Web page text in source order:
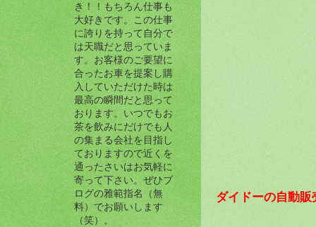
ダイドーの自動販
き！！もちろん仕事も
大好きです。この仕事
に誇りを持って自分で
は天職だと思っていま
す。お客様のご要望に
合ったお車を提案し購
入していただけた時は
最高の瞬間だと思って
おります。いつでもお
茶を飲みにだけでも人
の集まる会社を目指し
ておりますので近くを
通ったさいはお気軽に
寄って下さい。ぜひブ
ログの雅範指名（無
料）でお願いします
（笑）。